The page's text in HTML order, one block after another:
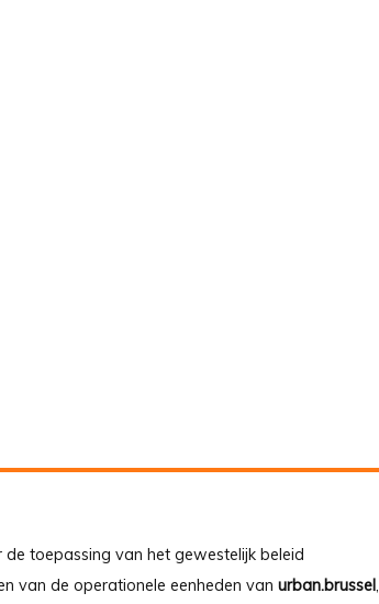
toepassing van het gewestelijk beleid
van de operationele eenheden van urban.brussel,